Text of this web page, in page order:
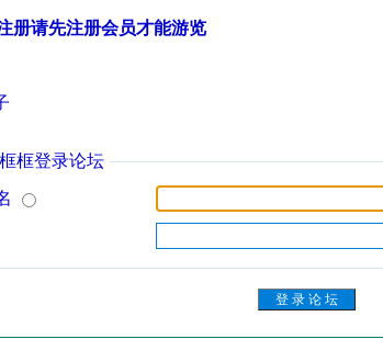
册请先注册会员才能游览
框登录论坛